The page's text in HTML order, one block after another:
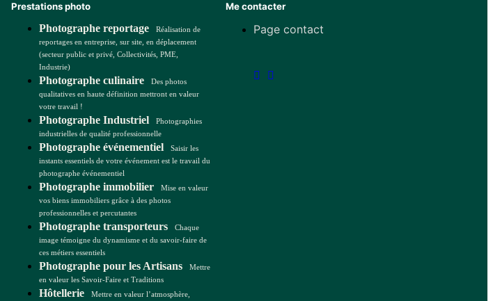
Prestations photo
Photographe reportage
Réalisation de
reportages en entreprise, sur site, en déplacement
(secteur public et privé, Collectivités, PME,
Industrie)
Photographe culinaire
Des photos
qualitatives en haute définition mettront en valeur
votre travail !
Photographe Industriel
Photographies
industrielles de qualité professionnelle
Photographe événementiel
Saisir les
instants essentiels de votre événement est le travail du
photographe événementiel
Photographe immobilier
Mise en valeur
vos biens immobiliers grâce à des photos
professionnelles et percutantes
Photographe transporteurs
Chaque
image témoigne du dynamisme et du savoir-faire de
ces métiers essentiels
Photographe pour les Artisans
Mettre
en valeur les Savoir-Faire et Traditions
Hôtellerie
Mettre en valeur l’atmosphère,
Me contacter
Page contact